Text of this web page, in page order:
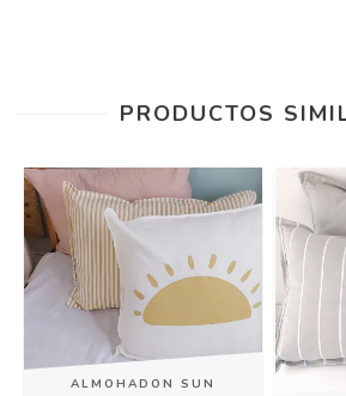
PRODUCTOS
ALMOHADON SUN